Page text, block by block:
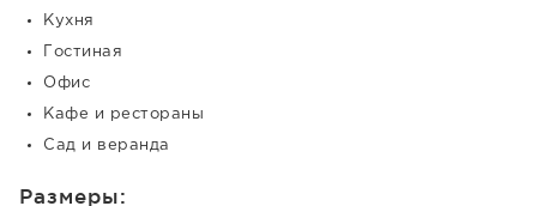
Кухня
Гостиная
Офис
Кафе и рестораны
Сад и веранда
Размеры: